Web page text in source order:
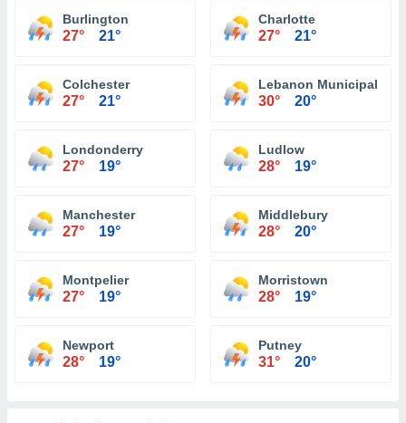
Burlington
27° 21°
Charlotte
27° 21°
Colchester
27° 21°
Lebanon Municipal
30° 20°
Londonderry
27° 19°
Ludlow
28° 19°
Manchester
27° 19°
Middlebury
28° 20°
Montpelier
27° 19°
Morristown
28° 19°
Newport
28° 19°
Putney
31° 20°